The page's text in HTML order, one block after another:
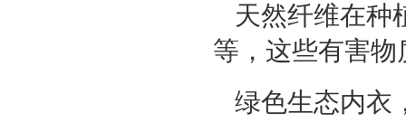
天然纤维在种
等，这些有害
绿色生态内衣